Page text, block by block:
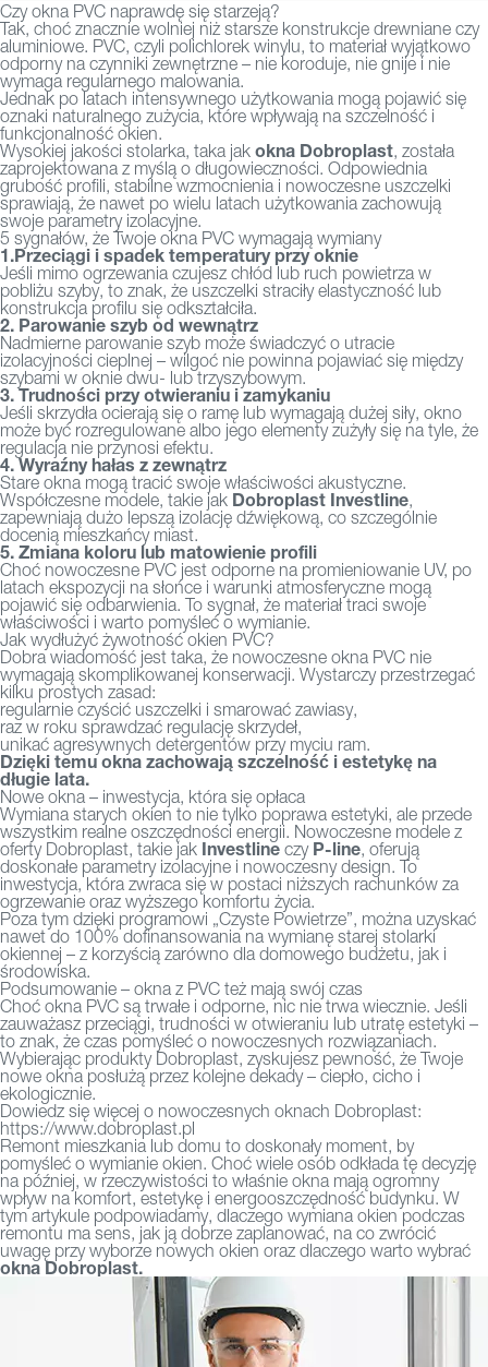
Czy okna PVC naprawdę się starzeją?
Tak, choć znacznie wolniej niż starsze konstrukcje drewniane czy
aluminiowe. PVC, czyli polichlorek winylu, to materiał wyjątkowo
odporny na czynniki zewnętrzne – nie koroduje, nie gnije i nie
wymaga regularnego malowania.
Jednak po latach intensywnego użytkowania mogą pojawić się
oznaki naturalnego zużycia, które wpływają na szczelność i
funkcjonalność okien.
Wysokiej jakości stolarka, taka jak okna Dobroplast, została
zaprojektowana z myślą o długowieczności. Odpowiednia
grubość profili, stabilne wzmocnienia i nowoczesne uszczelki
sprawiają, że nawet po wielu latach użytkowania zachowują
swoje parametry izolacyjne.
5 sygnałów, że Twoje okna PVC wymagają wymiany
1.Przeciągi i spadek temperatury przy oknie
Jeśli mimo ogrzewania czujesz chłód lub ruch powietrza w
pobliżu szyby, to znak, że uszczelki straciły elastyczność lub
konstrukcja profilu się odkształciła.
2. Parowanie szyb od wewnątrz
Nadmierne parowanie szyb może świadczyć o utracie
izolacyjności cieplnej – wilgoć nie powinna pojawiać się między
szybami w oknie dwu- lub trzyszybowym.
3. Trudności przy otwieraniu i zamykaniu
Jeśli skrzydła ocierają się o ramę lub wymagają dużej siły, okno
może być rozregulowane albo jego elementy zużyły się na tyle, że
regulacja nie przynosi efektu.
4. Wyraźny hałas z zewnątrz
Stare okna mogą tracić swoje właściwości akustyczne.
Współczesne modele, takie jak Dobroplast Investline,
zapewniają dużo lepszą izolację dźwiękową, co szczególnie
docenią mieszkańcy miast.
5. Zmiana koloru lub matowienie profili
Choć nowoczesne PVC jest odporne na promieniowanie UV, po
latach ekspozycji na słońce i warunki atmosferyczne mogą
pojawić się odbarwienia. To sygnał, że materiał traci swoje
właściwości i warto pomyśleć o wymianie.
Jak wydłużyć żywotność okien PVC?
Dobra wiadomość jest taka, że nowoczesne okna PVC nie
wymagają skomplikowanej konserwacji. Wystarczy przestrzegać
kilku prostych zasad:
regularnie czyścić uszczelki i smarować zawiasy,
raz w roku sprawdzać regulację skrzydeł,
unikać agresywnych detergentów przy myciu ram.
Dzięki temu okna zachowają szczelność i estetykę na
długie lata.
Nowe okna – inwestycja, która się opłaca
Wymiana starych okien to nie tylko poprawa estetyki, ale przede
wszystkim realne oszczędności energii. Nowoczesne modele z
oferty Dobroplast, takie jak Investline czy P-line, oferują
doskonałe parametry izolacyjne i nowoczesny design. To
inwestycja, która zwraca się w postaci niższych rachunków za
ogrzewanie oraz wyższego komfortu życia.
Poza tym dzięki programowi „Czyste Powietrze”, można uzyskać
nawet do 100% dofinansowania na wymianę starej stolarki
okiennej – z korzyścią zarówno dla domowego budżetu, jak i
środowiska.
Podsumowanie – okna z PVC też mają swój czas
Choć okna PVC są trwałe i odporne, nic nie trwa wiecznie. Jeśli
zauważasz przeciągi, trudności w otwieraniu lub utratę estetyki –
to znak, że czas pomyśleć o nowoczesnych rozwiązaniach.
Wybierając produkty Dobroplast, zyskujesz pewność, że Twoje
nowe okna posłużą przez kolejne dekady – ciepło, cicho i
ekologicznie.
Dowiedz się więcej o nowoczesnych oknach Dobroplast:
https://www.dobroplast.pl
Remont mieszkania lub domu to doskonały moment, by
pomyśleć o wymianie okien. Choć wiele osób odkłada tę decyzję
na później, w rzeczywistości to właśnie okna mają ogromny
wpływ na komfort, estetykę i energooszczędność budynku. W
tym artykule podpowiadamy, dlaczego wymiana okien podczas
remontu ma sens, jak ją dobrze zaplanować, na co zwrócić
uwagę przy wyborze nowych okien oraz dlaczego warto wybrać
okna Dobroplast.